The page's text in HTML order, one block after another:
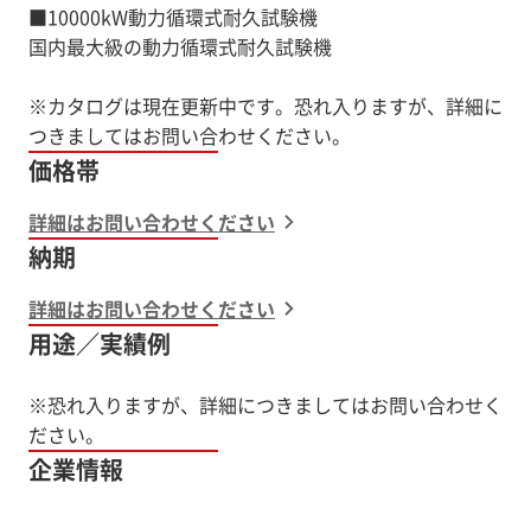
■10000kW動力循環式耐久試験機
国内最大級の動力循環式耐久試験機
※カタログは現在更新中です。恐れ入りますが、詳細に
価格帯
詳細はお問い合わせください
納期
詳細はお問い合わせください
用途／実績例
※恐れ入りますが、詳細につきましてはお問い合わせく
ださい。
企業情報